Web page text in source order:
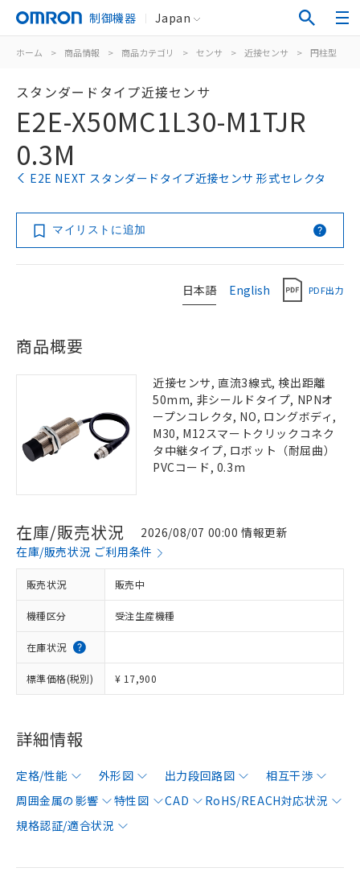
制御機器 Japan
ホーム > 商品情報 > 商品カテゴリ > センサ > 近接センサ > 円柱型
スタンダードタイプ近接センサ
E2E-X50MC1L30-M1TJR
0.3M
E2E NEXT スタンダードタイプ近接センサ 形式セレクタ
マイリストに追加
日本語 English PDF出力
商品概要
近接センサ, 直流3線式, 検出距離
50mm, 非シールドタイプ, NPNオ
ープンコレクタ, NO, ロングボディ,
M30, M12スマートクリックコネク
タ中継タイプ, ロボット（耐屈曲）
PVCコード, 0.3m
在庫/販売状況
2026/08/07 00:00 情報更新
在庫/販売状況 ご利用条件
販売状況 販売中
機種区分 受注生産機種
在庫状況
標準価格(税別) ¥ 17,900
詳細情報
定格/性能 外形図 出力段回路図
相互干渉
周囲金属の影響
特性図 CAD
RoHS/REACH対応状況
規格認証/適合状況